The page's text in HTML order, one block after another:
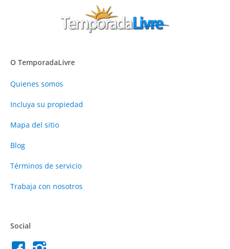
O TemporadaLivre
Quienes somos
Incluya su propiedad
Mapa del sitio
Blog
Términos de servicio
Trabaja con nosotros
Social